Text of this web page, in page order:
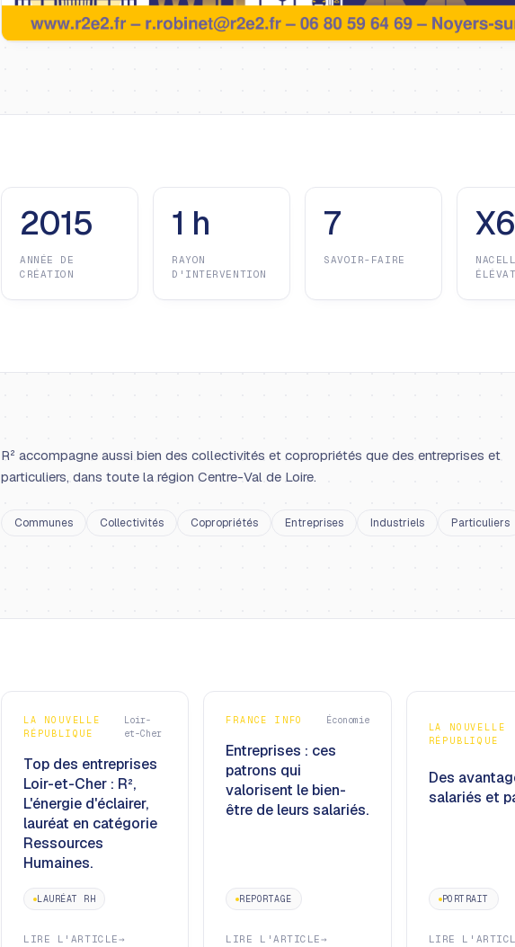
2015
ANNÉE DE
CRÉATION
1 h
RAYON
D'INTERVENTION
7
SAVOIR-FAIRE
X6
R² accompagne aussi bien des collectivités et copropriétés que des entreprises et
particuliers, dans toute la région Centre-Val de Loire.
Communes Collectivités Copropriétés Entreprises Industriels Particuliers
LA NOUVELLE
RÉPUBLIQUE
Loir-
et-Cher
Top des entreprises
Loir-et-Cher : R²,
L'énergie d'éclairer,
lauréat en catégorie
Ressources
Humaines.
LAURÉAT RH
LIRE L'ARTICLE→
FRANCE INFO Économie
Entreprises : ces
patrons qui
valorisent le bien-
être de leurs salariés.
REPORTAGE
LIRE L'ARTICLE→
LA NOUVELLE
RÉPUBLIQUE
Des
salariés et
PORTRAIT
LIRE